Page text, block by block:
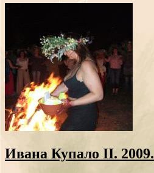
Ивана Купало II. 2009.